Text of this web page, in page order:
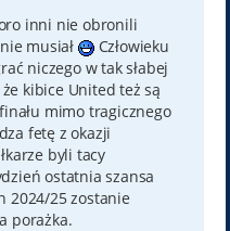
inni nie obronili
musiał
Człowieku
niczego w tak słabej
kibice United też są
mimo tragicznego
fetę z okazji
byli tacy
ostatnia szansa
2024/25 zostanie
porażka.